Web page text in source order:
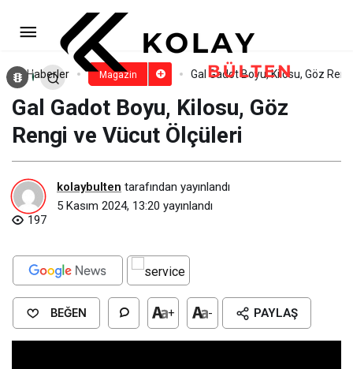
Haberler Magazin Gal Gadot Boyu, Kilosu, Göz
Gal Gadot Boyu, Kilosu, Göz
Rengi ve Vücut Ölçüleri
kolaybulten tarafından yayınlandı
5 Kasım 2024, 13:20 yayınlandı
197
BEĞEN + - PAYLAŞ
Camila Mendes Kimdir? Camila
Mendes Gençliği
Yorum Yap Paylaş